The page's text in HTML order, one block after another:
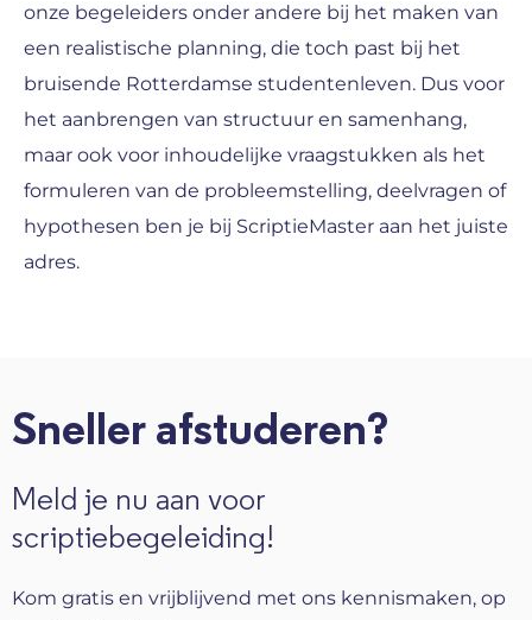
onze begeleiders onder andere bij het maken van
een realistische planning, die toch past bij het
bruisende Rotterdamse studentenleven. Dus voor
het aanbrengen van structuur en samenhang,
maar ook voor inhoudelijke vraagstukken als het
formuleren van de probleemstelling, deelvragen of
hypothesen ben je bij ScriptieMaster aan het juiste
adres.
Sneller afstuderen?
Meld je nu aan voor
scriptiebegeleiding!
Kom gratis en vrijblijvend met ons kennismaken, op